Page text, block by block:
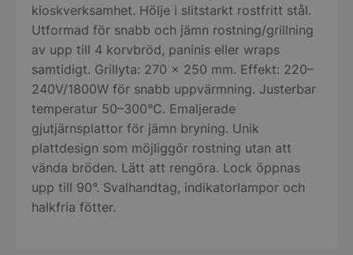
kioskverksamhet. Hölje i slitstarkt rostfritt stål.
Utformad för snabb och jämn rostning/grillning
av upp till 4 korvbröd, paninis eller wraps
samtidigt. Grillyta: 270 × 250 mm. Effekt: 220–
240V/1800W för snabb uppvärmning. Justerbar
temperatur 50–300°C. Emaljerade
gjutjärnsplattor för jämn bryning. Unik
plattdesign som möjliggör rostning utan att
vända bröden. Lätt att rengöra. Lock öppnas
upp till 90°. Svalhandtag, indikatorlampor och
halkfria fötter.